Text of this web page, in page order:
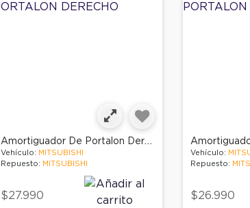
Amortiguador De Portalon Derecho
Vehículo: MITSUBISHI
Repuesto: MITSUBISHI
$27.990
Vehículo:
Repuesto:
$26.990